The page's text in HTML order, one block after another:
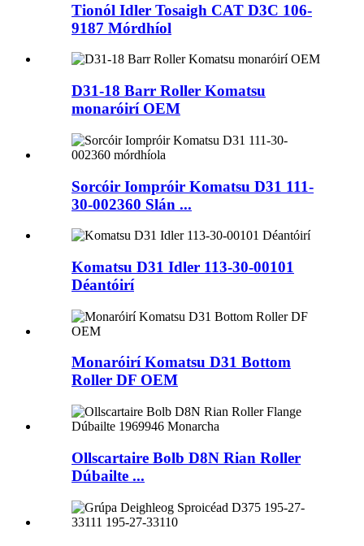
Tionól Idler Tosaigh CAT D3C 106-
9187 Mórdhíol
D31-18 Barr Roller Komatsu
monaróirí OEM
Sorcóir Iompróir Komatsu D31 111-
30-002360 Slán ...
Komatsu D31 Idler 113-30-00101
Déantóirí
Monaróirí Komatsu D31 Bottom
Roller DF OEM
Ollscartaire Bolb D8N Rian Roller
Dúbailte ...